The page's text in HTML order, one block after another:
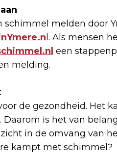
schimmel melden door
l. Als mensen
een
melding.
de gezondheid. Het
Daarom is het van
in de omvang van
kampt met schimmel?